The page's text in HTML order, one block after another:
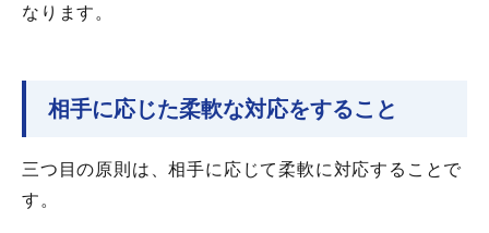
なります。
相手に応じた柔軟な対応をすること
三つ目の原則は、相手に応じて柔軟に対応することで
す。